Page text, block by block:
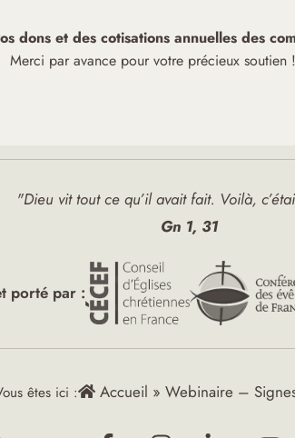
dons et des cotisations annuelles des
Merci par avance pour votre précieux soutien !
"Dieu vit tout ce qu’il avait fait. Voilà,
Gn 1, 31
porté par :
êtes ici : Accueil » Webinaire –